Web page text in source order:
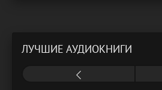
ЛУЧШИЕ АУДИОКНИГИ